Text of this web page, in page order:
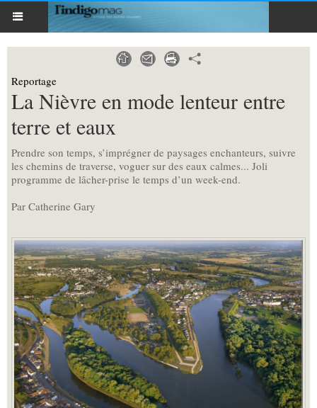
Reportage
La Nièvre en mode lenteur entre
terre et eaux
Prendre son temps, s’imprégner de paysages enchanteurs, suivre
les chemins de traverse, voguer sur des eaux calmes... Joli
programme de lâcher-prise le temps d’un week-end.
Par Catherine Gary